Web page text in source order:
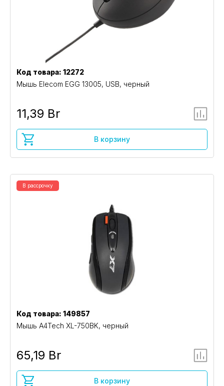
Код товара: 12272
Мышь Elecom EGG 13005, USB, черный
11,39 Br
В корзину
В рассрочку
Код товара: 149857
Мышь A4Tech XL-750BK, черный
65,19 Br
В корзину